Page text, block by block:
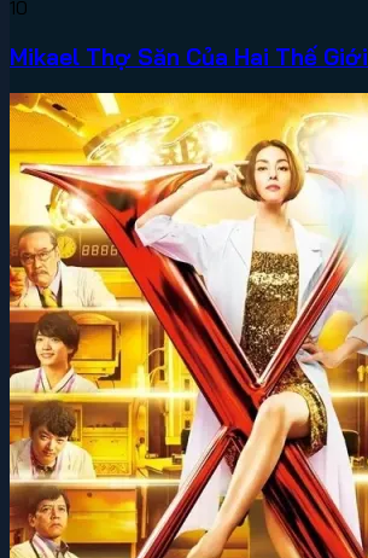
10
Mikael Thợ Săn Của Hai Thế Giới